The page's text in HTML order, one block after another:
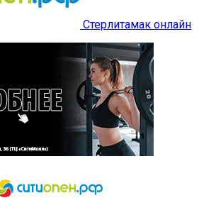
Стерлитамак онлайн